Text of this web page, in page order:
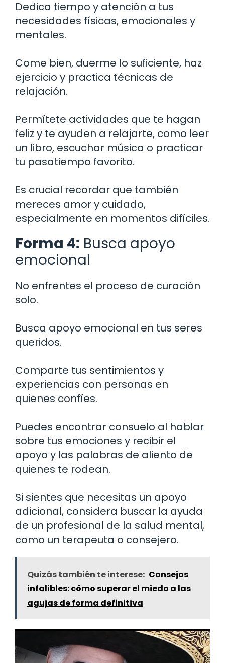
Dedica tiempo y atención a tus
necesidades físicas, emocionales y
mentales.
Come bien, duerme lo suficiente, haz
ejercicio y practica técnicas de
relajación.
Permítete actividades que te hagan
feliz y te ayuden a relajarte, como leer
un libro, escuchar música o practicar
tu pasatiempo favorito.
Es crucial recordar que también
mereces amor y cuidado,
especialmente en momentos difíciles.
Forma 4: Busca apoyo
emocional
No enfrentes el proceso de curación
solo.
Busca apoyo emocional en tus seres
queridos.
Comparte tus sentimientos y
experiencias con personas en
quienes confíes.
Puedes encontrar consuelo al hablar
sobre tus emociones y recibir el
apoyo y las palabras de aliento de
quienes te rodean.
Si sientes que necesitas un apoyo
adicional, considera buscar la ayuda
de un profesional de la salud mental,
como un terapeuta o consejero.
Quizás también te interese: Consejos
infalibles: cómo superar el miedo a las
agujas de forma definitiva